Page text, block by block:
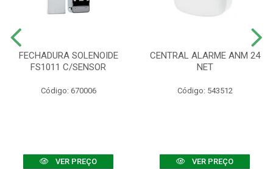
FECHADURA SOLENOIDE
FS1011 C/SENSOR
Código: 670006
VER PREÇO
CENTRAL ALARME ANM 24
NET
Código: 543512
VER PREÇO